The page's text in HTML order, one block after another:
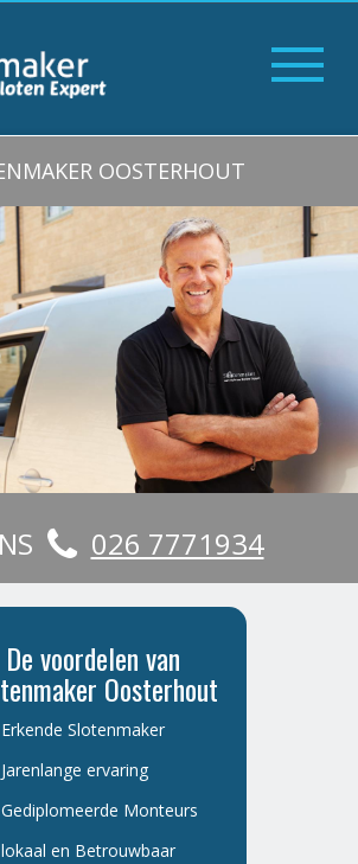
OOSTERHOUT
026 7771934
De voordelen van
Oosterhout
Erkende Slotenmaker
Jarenlange ervaring
Gediplomeerde Monteurs
lokaal en Betrouwbaar